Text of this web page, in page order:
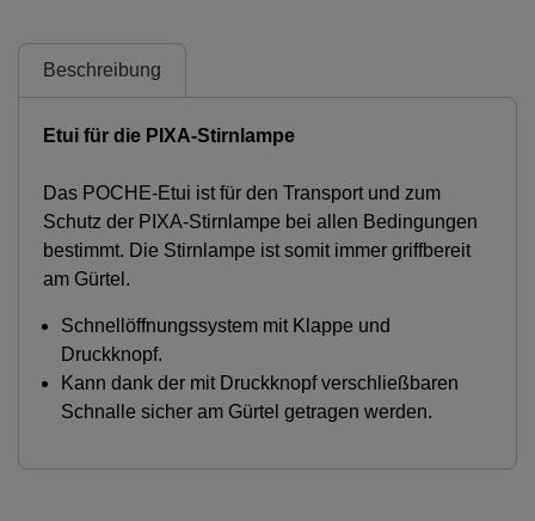
Beschreibung
Etui für die PIXA-Stirnlampe
Das POCHE-Etui ist für den Transport und zum
Schutz der PIXA-Stirnlampe bei allen Bedingungen
bestimmt. Die Stirnlampe ist somit immer griffbereit
am Gürtel.
Schnellöffnungssystem mit Klappe und
Druckknopf.
Kann dank der mit Druckknopf verschließbaren
Schnalle sicher am Gürtel getragen werden.